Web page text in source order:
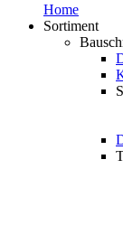
Home
Sortiment